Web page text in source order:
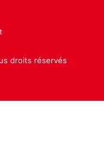
droits réservés